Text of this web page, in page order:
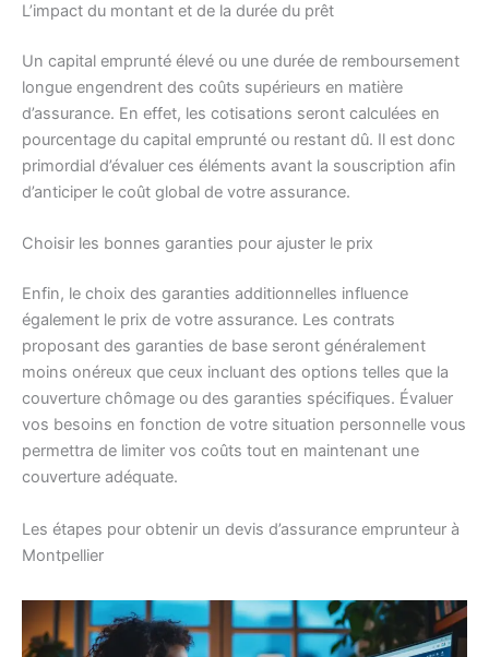
L’impact du montant et de la durée du prêt
Un capital emprunté élevé ou une durée de remboursement
longue engendrent des coûts supérieurs en matière
d’assurance. En effet, les cotisations seront calculées en
pourcentage du capital emprunté ou restant dû. Il est donc
primordial d’évaluer ces éléments avant la souscription afin
d’anticiper le coût global de votre assurance.
Choisir les bonnes garanties pour ajuster le prix
Enfin, le choix des garanties additionnelles influence
également le prix de votre assurance. Les contrats
proposant des garanties de base seront généralement
moins onéreux que ceux incluant des options telles que la
couverture chômage ou des garanties spécifiques. Évaluer
vos besoins en fonction de votre situation personnelle vous
permettra de limiter vos coûts tout en maintenant une
couverture adéquate.
Les étapes pour obtenir un devis d’assurance emprunteur à
Montpellier